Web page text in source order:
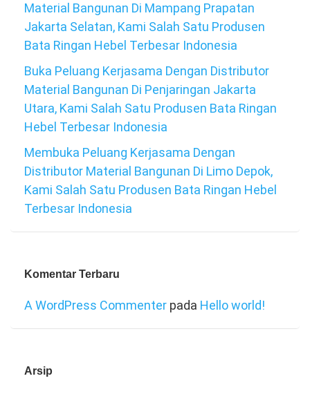
Material Bangunan Di Mampang Prapatan
Jakarta Selatan, Kami Salah Satu Produsen
Bata Ringan Hebel Terbesar Indonesia
Buka Peluang Kerjasama Dengan Distributor
Material Bangunan Di Penjaringan Jakarta
Utara, Kami Salah Satu Produsen Bata Ringan
Hebel Terbesar Indonesia
Membuka Peluang Kerjasama Dengan
Distributor Material Bangunan Di Limo Depok,
Kami Salah Satu Produsen Bata Ringan Hebel
Terbesar Indonesia
Komentar Terbaru
A WordPress Commenter pada Hello world!
Arsip